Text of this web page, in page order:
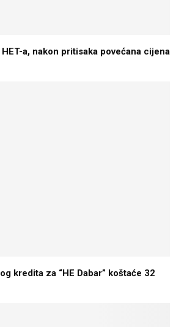
a, nakon pritisaka povećana cijena
kredita za “HE Dabar” koštaće 32